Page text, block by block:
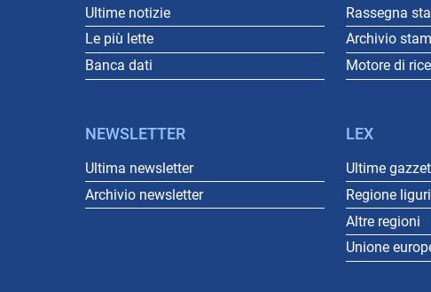
Ultime notizie
Le più lette
Banca dati
NEWSLETTER
Ultima newsletter
Archivio newsletter
Rassegna
Archivio
Motore di
LEX
Ultime
Regione
Altre regioni
Unione